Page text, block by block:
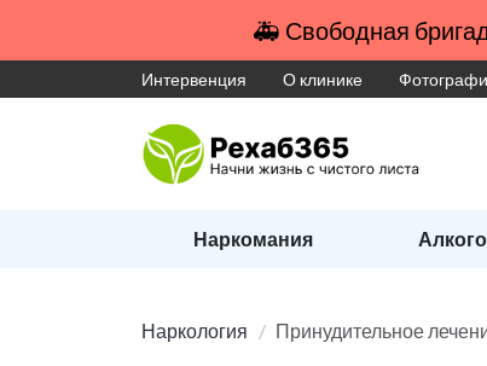
🚑 Свободная
Интервенция О клинике
Наркомания
Наркология Принудительное